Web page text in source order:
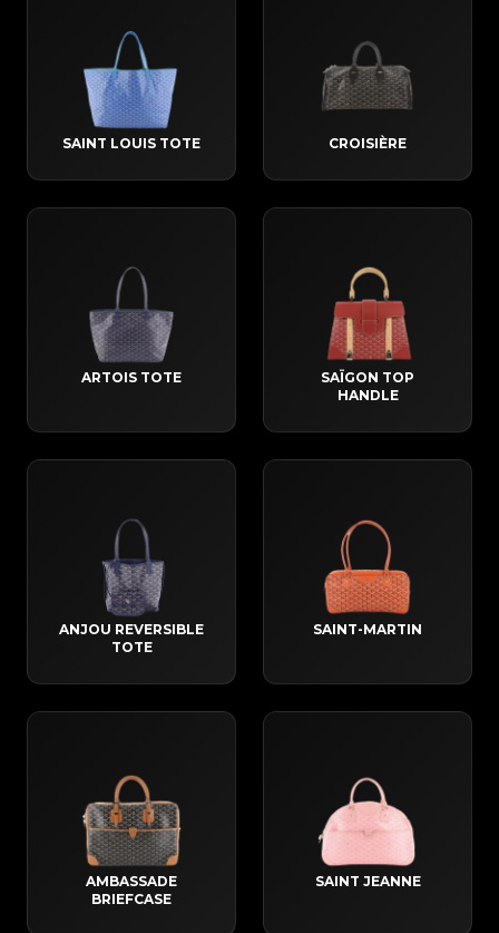
SAINT LOUIS TOTE CROISIÈRE
ARTOIS TOTE
SAÏGON TOP
HANDLE
ANJOU REVERSIBLE
TOTE
SAINT-MARTIN
AMBASSADE
BRIEFCASE
SAINT JEANNE